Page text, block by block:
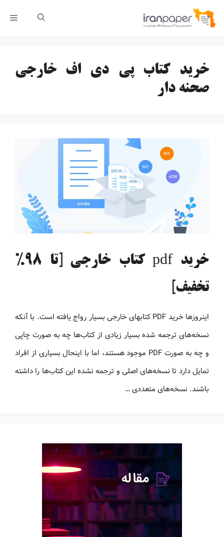
پرش
خرید کتاب پی دی اف خارجی
صحنه دار
خرید pdf کتاب خارجی [تا 98%
تخفیف]
اینروزها خرید PDF کتاب‎های خارجی بسیار رواج یافته است. با آنکه
نسخه‌های ترجمه شده بسیار زیادی از کتاب‌ها چه به صورت چاپی
و چه به صورت PDF موجود هستند، اما با اینحال بسیاری از افراد
تمایل دارد تا نسخه‌های اصلی و ترجمه نشده این کتاب‌ها را داشته
باشند. نسخه‌های متعددی …